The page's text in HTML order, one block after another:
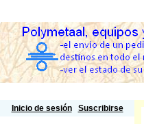
Inicio de sesión Suscribirse